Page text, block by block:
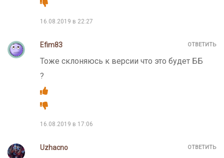
16.08.2019 в 22:27
Efim83
Тоже склоняюсь к версии что это будет ББ
?
16.08.2019 в 17:06
ОТВЕТИТЬ
Uzhacno ОТВЕТИТЬ